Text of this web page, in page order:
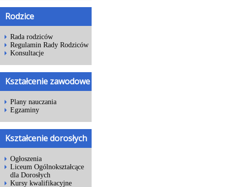
Rodzice
Rada rodziców
Regulamin Rady Rodziców
Konsultacje
Kształcenie zawodowe
Plany nauczania
Egzaminy
Kształcenie dorosłych
Ogłoszenia
Liceum Ogólnokształcące
dla Dorosłych
Kursy kwalifikacyjne